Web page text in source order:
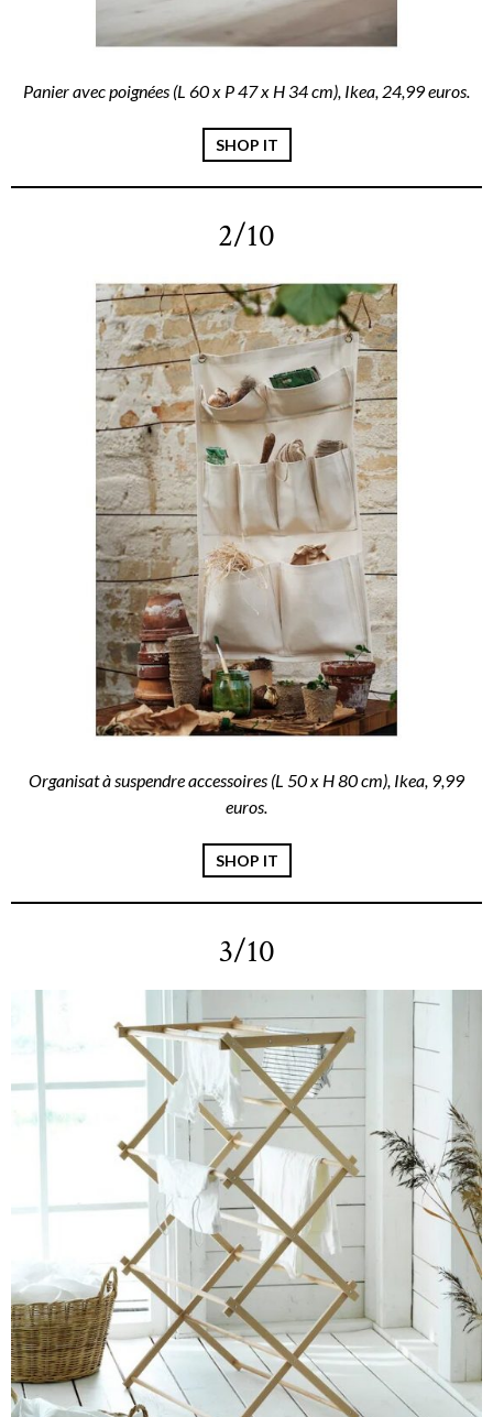
Panier avec poignées (L 60 x P 47 x H 34 cm), Ikea, 24,99 euros.
SHOP IT
2/10
Organisat à suspendre accessoires (L 50 x H 80 cm), Ikea, 9,99
euros.
SHOP IT
3/10